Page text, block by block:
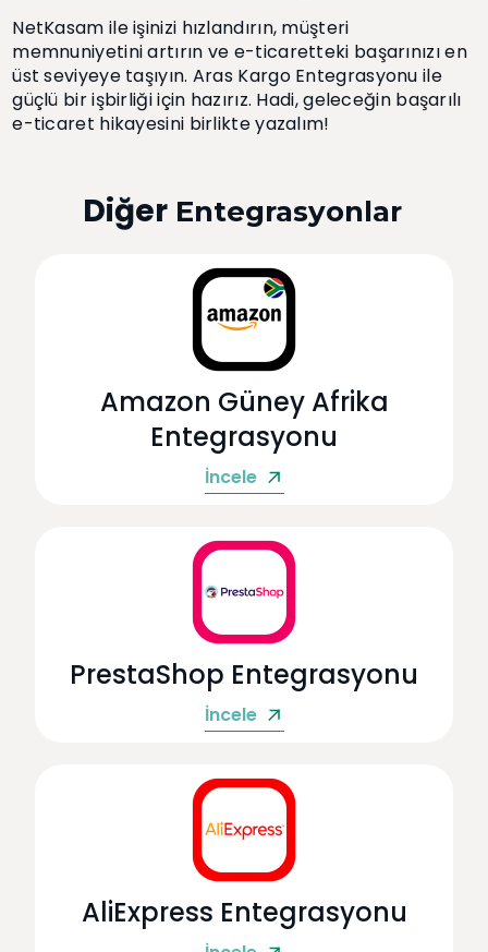
NetKasam ile işinizi hızlandırın, müşteri
memnuniyetini artırın ve e-ticaretteki başarınızı en
üst seviyeye taşıyın. Aras Kargo Entegrasyonu ile
güçlü bir işbirliği için hazırız. Hadi, geleceğin başarılı
e-ticaret hikayesini birlikte yazalım!
Diğer Entegrasyonlar
Amazon Güney Afrika
Entegrasyonu
İncele
PrestaShop Entegrasyonu
İncele
AliExpress Entegrasyonu